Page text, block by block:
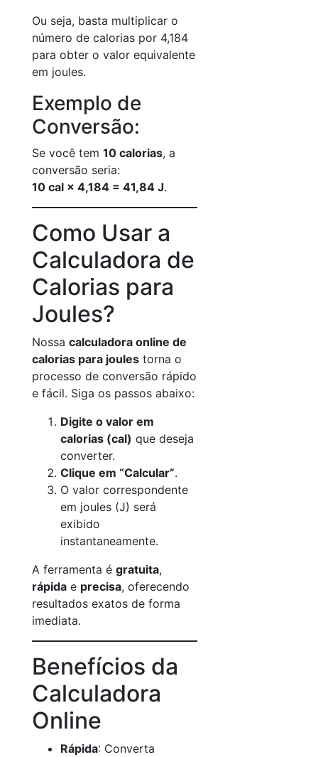
Ou seja, basta multiplicar o
número de calorias por 4,184
para obter o valor equivalente
em joules.
Exemplo de
Conversão:
Se você tem 10 calorias, a
conversão seria:
10 cal × 4,184 = 41,84 J.
Como Usar a
Calculadora de
Calorias para
Joules?
Nossa calculadora online de
calorias para joules torna o
processo de conversão rápido
e fácil. Siga os passos abaixo:
Digite o valor em
calorias (cal) que deseja
converter.
Clique em “Calcular”.
O valor correspondente
em joules (J) será
exibido
instantaneamente.
A ferramenta é gratuita,
rápida e precisa, oferecendo
resultados exatos de forma
imediata.
Benefícios da
Calculadora
Online
Rápida: Converta